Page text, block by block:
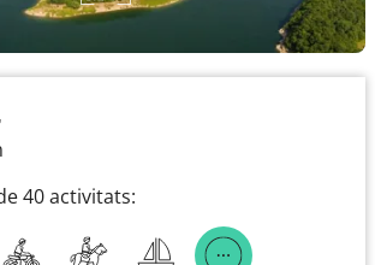
40 activitats: